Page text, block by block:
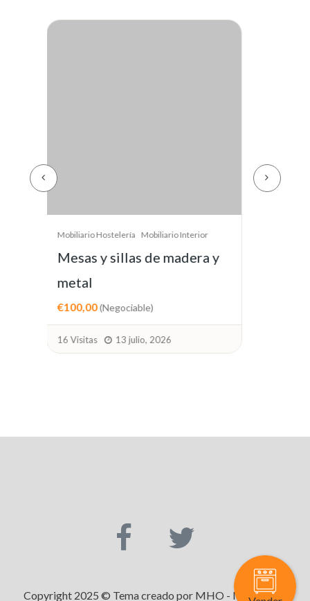
Mobiliario Hostelería Mesas Restaurante
Lote Sillas Industriales
Madera y Metal
€420,00(Negociable)
1 Visitas 5 agosto, 2026
Copyright 2025 © Tema creado por MHO - Maquinaria